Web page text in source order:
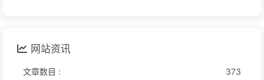
网站资讯
文章数目 :
373